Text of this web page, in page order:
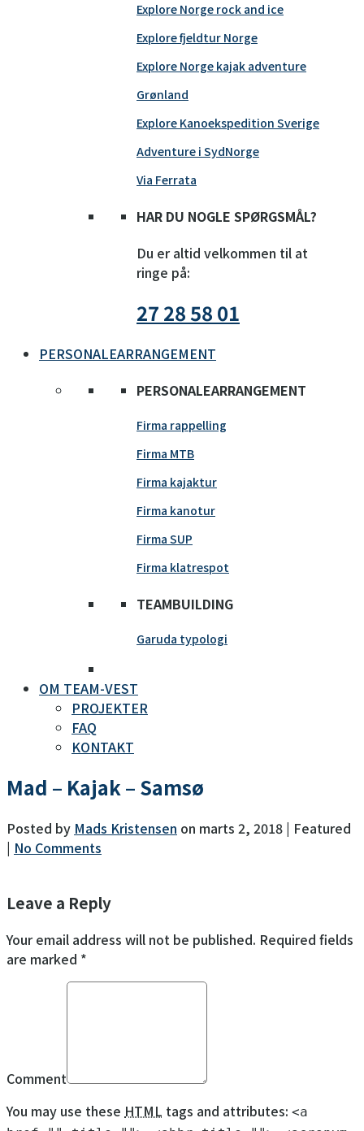
Explore Norge rock and ice
Explore fjeldtur Norge
Explore Norge kajak adventure
Grønland
Explore Kanoekspedition Sverige
Adventure i SydNorge
Via Ferrata
HAR DU NOGLE SPØRGSMÅL?
Du er altid velkommen til at
ringe på:
27 28 58 01
PERSONALEARRANGEMENT
PERSONALEARRANGEMENT
Firma rappelling
Firma MTB
Firma kajaktur
Firma kanotur
Firma SUP
Firma klatrespot
TEAMBUILDING
Garuda typologi
OM TEAM-VEST
PROJEKTER
FAQ
KONTAKT
Mad – Kajak – Samsø
Posted by Mads Kristensen on marts 2, 2018 | Featured
| No Comments
Leave a Reply
Your email address will not be published. Required fields
are marked *
Comment
You may use these HTML tags and attributes: <a